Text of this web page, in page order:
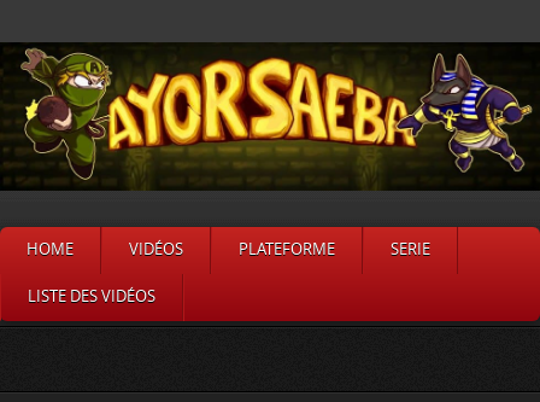
HOME VIDÉOS PLATEFORME SERIE
LISTE DES VIDÉOS